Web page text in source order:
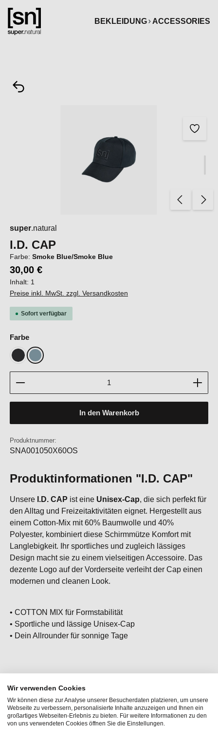
springen
BEKLEIDUNG
ACCESSORIES
super.natural
I.D. CAP
Farbe: Smoke Blue/Smoke Blue
30,00 €
Inhalt: 1
Preise inkl. MwSt. zzgl. Versandkosten
Sofort verfügbar
Farbeauswählen
Jet Black/Jet Black
Smoke Blue/Smoke Blue
Produkt Anzahl: Gib den gewünschten Wert ein
In den Warenkorb
Produktnummer:
SNA001050X60OS
Produktinformationen "I.D. CAP"
Unsere I.D. CAP ist eine Unisex-Cap, die sich perfekt für
den Alltag und Freizeitaktivitäten eignet. Hergestellt aus
einem Cotton-Mix mit 60% Baumwolle und 40%
Polyester, kombiniert diese Schirmmütze Komfort mit
Langlebigkeit. Ihr sportliches und zugleich lässiges
Design macht sie zu einem vielseitigen Accessoire. Das
dezente Logo auf der Vorderseite verleiht der Cap einen
modernen und cleanen Look.
• COTTON MIX für Formstabilität
• Sportliche und lässige Unisex-Cap
• Dein Allrounder für sonnige Tage
Aktivitäten: Bergsport, Homewear, Lifestyle, Reisen
Geschlecht: Unisex
Gewicht: 86 g
Wir verwenden Cookies
Wir können diese zur Analyse unserer Besucherdaten platzieren, um unsere
Webseite zu verbessern, personalisierte Inhalte anzuzeigen und Ihnen ein
großartiges Webseiten-Erlebnis zu bieten. Für weitere Informationen zu den
von uns verwendeten Cookies öffnen Sie die Einstellungen.